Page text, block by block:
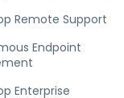
Remote Support
Endpoint
Enterprise